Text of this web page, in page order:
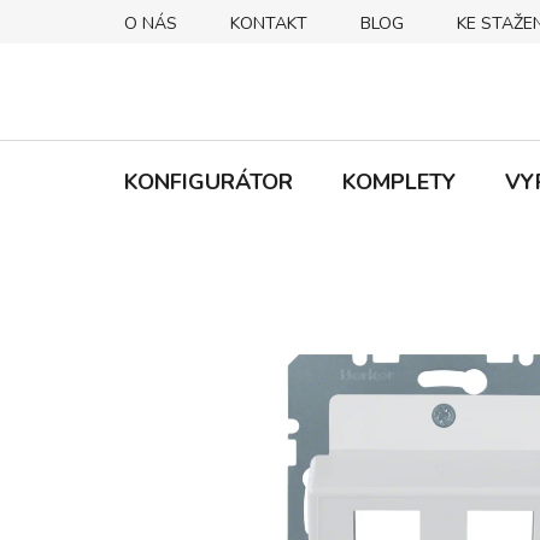
O NÁS KONTAKT BLOG KE
KONFIGURÁTOR KOMPLETY